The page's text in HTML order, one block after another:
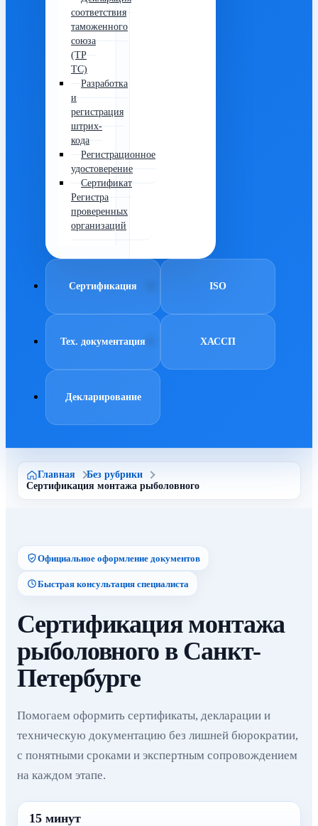
соответствия
таможенного
союза
(ТР
ТС)
Разработка
и
регистрация
штрих-
кода
Регистрационное
удостоверение
Сертификат
Регистра
проверенных
организаций
Сертификация ISO
Тех. документация ХАССП
Декларирование
Главная
Без рубрики
Сертификация монтажа рыболовного
Официальное оформление документов
Быстрая консультация специалиста
Сертификация монтажа
рыболовного в Санкт-
Петербурге
Помогаем оформить сертификаты, декларации и
техническую документацию без лишней бюрократии,
с понятными сроками и экспертным сопровождением
на каждом этапе.
15 минут